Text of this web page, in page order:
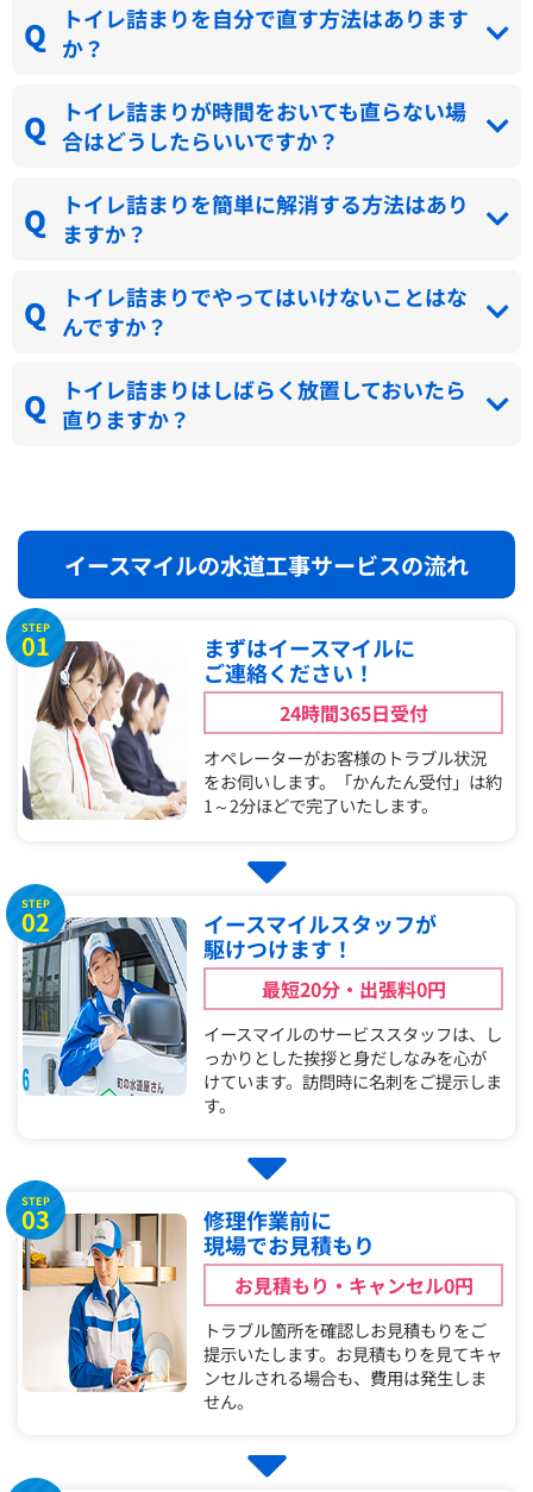
トイレ詰まりを自分で直す方法はあります
か？
トイレ詰まりが時間をおいても直らない場
合はどうしたらいいですか？
トイレ詰まりを簡単に解消する方法はあり
ますか？
トイレ詰まりでやってはいけないことはな
んですか？
トイレ詰まりはしばらく放置しておいたら
直りますか？
イースマイルの水道工事サービスの流れ
STEP
01
まずはイースマイルに
ご連絡ください！
24時間365日受付
オペレーターがお客様のトラブル状況
をお伺いします。「かんたん受付」は約
1～2分ほどで完了いたします。
STEP
02
イースマイルスタッフが
駆けつけます！
最短20分・出張料0円
イースマイルのサービススタッフは、し
っかりとした挨拶と身だしなみを心が
けています。訪問時に名刺をご提示しま
す。
STEP
03
修理作業前に
現場でお見積もり
お見積もり・キャンセル0円
トラブル箇所を確認しお見積もりをご
提示いたします。お見積もりを見てキャ
ンセルされる場合も、費用は発生しま
せん。